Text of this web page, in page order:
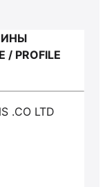
PROFILE
.CO LTD